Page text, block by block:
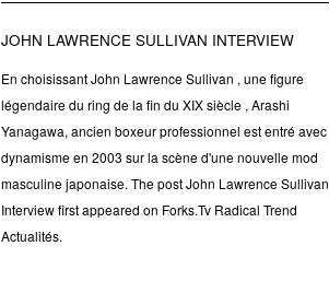
JOHN LAWRENCE SULLIVAN INTERVIEW
En choisissant John Lawrence Sullivan , une figure
légendaire du ring de la fin du XIX siècle , Arashi
Yanagawa, ancien boxeur professionnel est entré avec
dynamisme en 2003 sur la scène d'une nouvelle mod
masculine japonaise. The post John Lawrence Sullivan
Interview first appeared on Forks.Tv Radical Trend
Actualités.